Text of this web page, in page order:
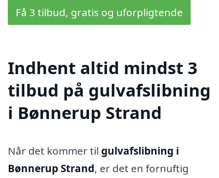
Få 3 tilbud, gratis og uforpligtende
Indhent altid mindst 3
tilbud på gulvafslibning
i Bønnerup Strand
Når det kommer til gulvafslibning i
Bønnerup Strand, er det en fornuftig